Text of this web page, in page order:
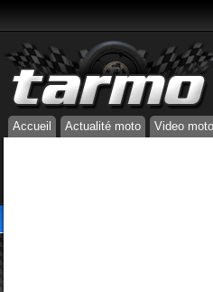
Accueil Actualité moto Video moto